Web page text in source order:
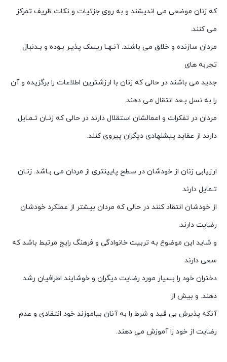
که زنان موضعی می اندیشند و به روی جزئیات و نکات ظریف تمرکز
می کنند.
مردان سازنده و خلاق می باشند. آنـهـا ریسک پذیـر بـوده و بـدنبال
تجربه های
جدید می باشند در حالی که زنان با ارزشترین اطلاعات را برگزیده و آن
را به نسل بـعد انتقال می دهند.
مردان در تفکرات و اعمالشان استقلال دارند در حالی که زنـان تـمـایل
دارند از عقاید پیشنهادی دیگران پیروی کنند.
ارزیابی زنان از خودشان در سطح پایینتری از مردان می بـاشد. زنـان
تـمایل دارند
از خودشان انتقاد کنند در حالی که مردان بیشتر از عملکرد خودشان
رضایت دارند.
و شاید این موضوع به تربیت خانوادگی و فرهنگ رایج مرتبط باشد که
سعی دارند
دختران خود را بسیار مورد رضایت دیگران و خوشایند اطرافیان رشد
دهند. و بیش از
آنکه پذیرش بی قید و شرط را به آنان بیاموزند خود انتقادی و عدم
رضایت از خود را آموزش می دهند.